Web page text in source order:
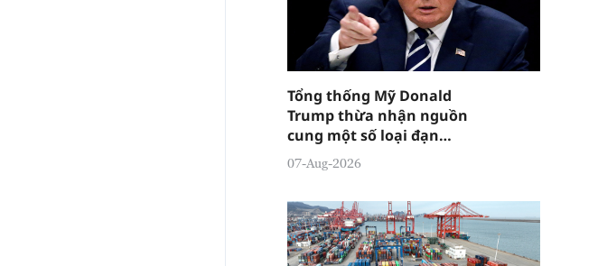
Tổng thống Mỹ Donald
Trump thừa nhận nguồn
cung một số loại đạn
dược đang "tương đối
căng thẳng"
07-Aug-2026